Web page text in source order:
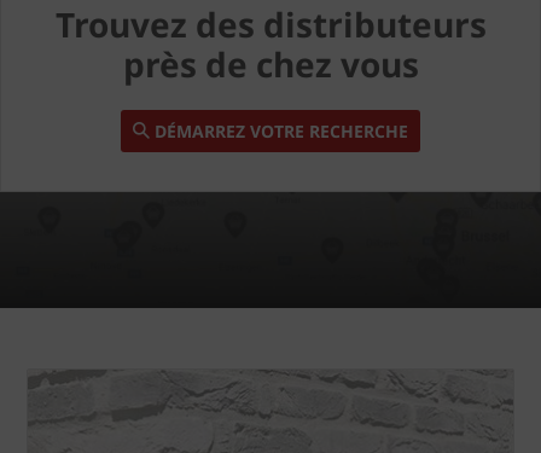
Trouvez des distributeurs
près de chez vous
DÉMARREZ VOTRE RECHERCHE